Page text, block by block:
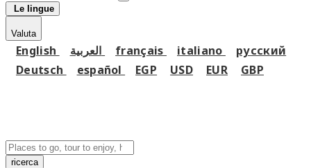
Le lingue
Valuta
English français italiano
русский
Deutsch
español EGP USD EUR GBP
ricerca